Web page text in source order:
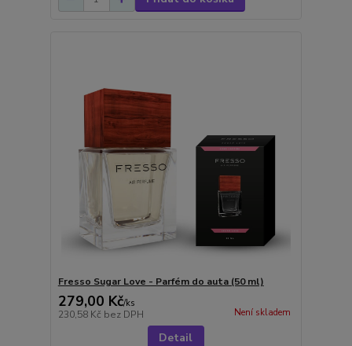
Fresso Sugar Love - Parfém do auta (50 ml)
279,00 Kč/ks
230,58 Kč bez DPH Není skladem
Detail